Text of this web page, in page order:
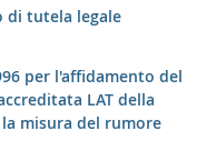
di tutela legale
per l'affidamento del
LAT della
misura del rumore